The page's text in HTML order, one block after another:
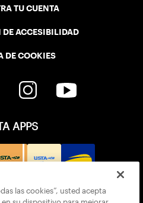
TU CUENTA
DE ACCESIBILIDAD
DE COOKIES
APPS
las cookies”, usted acepta